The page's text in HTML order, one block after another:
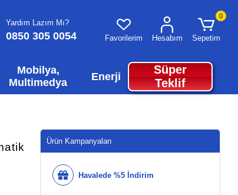
Yardım Lazım Mı?
0850 305 0054 Favorilerim Hesabım
0
Sepetim
Mobilya,
Multimedya
Enerji
Süper
Teklif
Ürün Kampanyaları
Havalede %5 İndirim